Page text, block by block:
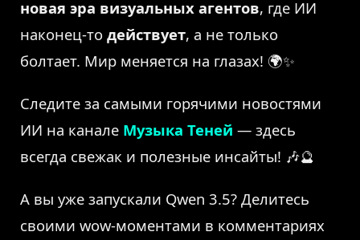
новая эра визуальных агентов, где ИИ
наконец-то действует, а не только
болтает. Мир меняется на глазах! 🌍✨
Следите за самыми горячими новостями
ИИ на канале Музыка Теней — здесь
всегда свежак и полезные инсайты! 🎶🔮
А вы уже запускали Qwen 3.5? Делитесь
своими wow-моментами в комментариях